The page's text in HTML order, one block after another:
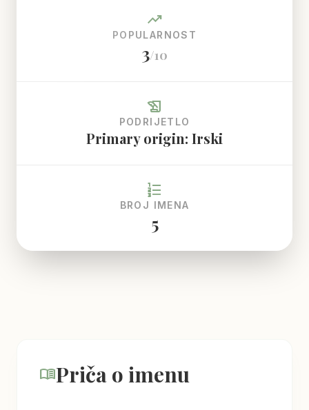
trending_up
POPULARNOST
3/10
history_edu
PODRIJETLO
Primary origin: Irski
format_list_numbered
BROJ IMENA
5
menu_bookPriča o imenu